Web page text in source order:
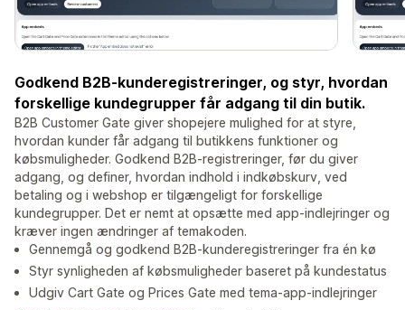
Godkend B2B-kunderegistreringer, og styr, hvordan
forskellige kundegrupper får adgang til din butik.
B2B Customer Gate giver shopejere mulighed for at styre,
hvordan kunder får adgang til butikkens funktioner og
købsmuligheder. Godkend B2B-registreringer, før du giver
adgang, og definer, hvordan indhold i indkøbskurv, ved
betaling og i webshop er tilgængeligt for forskellige
kundegrupper. Det er nemt at opsætte med app-indlejringer og
kræver ingen ændringer af temakoden.
Gennemgå og godkend B2B-kunderegistreringer fra én kø
Styr synligheden af købsmuligheder baseret på kundestatus
Udgiv Cart Gate og Prices Gate med tema-app-indlejringer